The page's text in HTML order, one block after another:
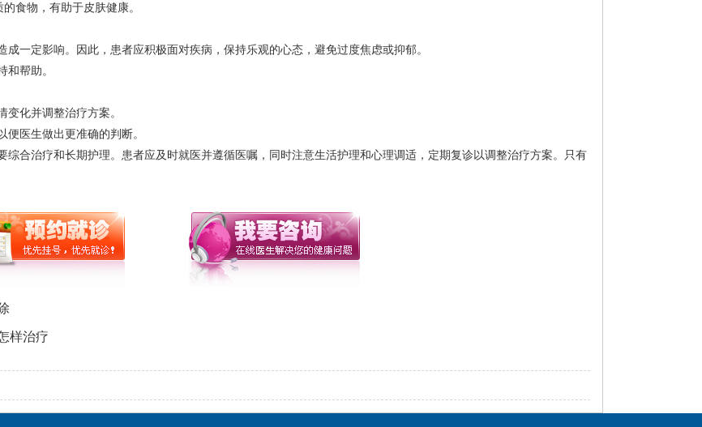
食物，有助于皮肤健康。
一定影响。因此，患者应积极面对疾病，保持乐观的心态，避免过度焦虑或抑郁。
和帮助。
化并调整治疗方案。
医生做出更准确的判断。
综合治疗和长期护理。患者应及时就医并遵循医嘱，同时注意生活护理和心理调适，定期复诊以调整治疗方案。只有
样治疗